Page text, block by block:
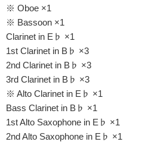
※ Oboe ×1
※ Bassoon ×1
Clarinet in E♭ ×1
1st Clarinet in B♭ ×3
2nd Clarinet in B♭ ×3
3rd Clarinet in B♭ ×3
※ Alto Clarinet in E♭ ×1
Bass Clarinet in B♭ ×1
1st Alto Saxophone in E♭ ×1
2nd Alto Saxophone in E♭ ×1